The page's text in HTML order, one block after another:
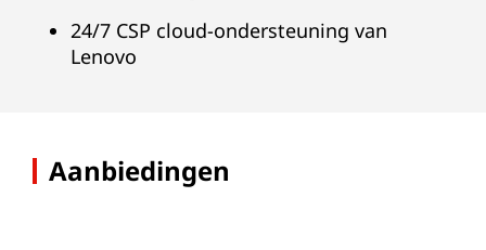
24/7 CSP cloud-ondersteuning van
Lenovo
Aanbiedingen